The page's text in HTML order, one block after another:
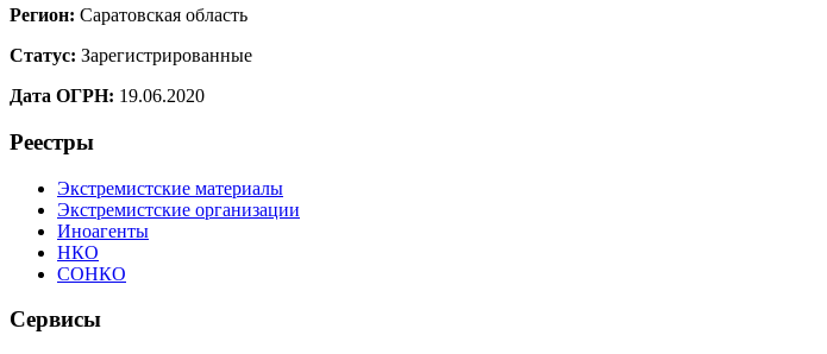
Регион: Саратовская область
Статус: Зарегистрированные
Дата ОГРН: 19.06.2020
Реестры
Экстремистские материалы
Экстремистские организации
Иноагенты
НКО
СОНКО
Сервисы